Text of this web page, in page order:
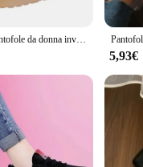
NUOVE pantofole da donna invernali interni in peluche suola antiscivolo fondo spesso ricama pantofole calde alla moda da utilizzare per interni ed esterni
5,93€